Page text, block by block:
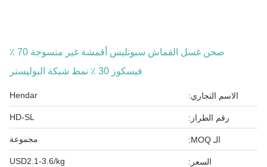
صحن غسل القماش سبونليس أقمشة غير منسوجة 70 ٪
فيسكوز 30 ٪ نمط شبكة البوليستر
الاسم التجاري: Hendar
رقم الطراز: HD-SL
الـ MOQ: مجموعة
السعر: USD2.1-3.6/kg